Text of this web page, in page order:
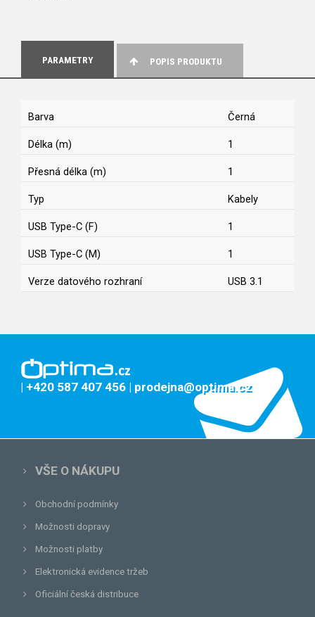
PARAMETRY POPIS PRODUKTU
Barva Černá
Délka (m) 1
Přesná délka (m) 1
Typ Kabely
USB Type-C (F) 1
USB Type-C (M) 1
Verze datového rozhraní USB 3.1
| +420 587 407 456 | prodejna@optima.cz
VŠE O NÁKUPU
Obchodní podmínky
Možnosti dopravy
Možnosti platby
Elektronická evidence tržeb
Oficiální česká distribuce